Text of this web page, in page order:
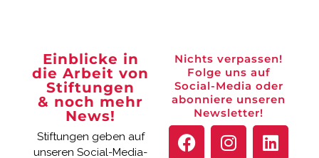
Einblicke in
die Arbeit von
Stiftungen
& noch mehr
News!
Stiftungen geben auf
unseren Social-Media-
Nichts verpassen!
Folge uns auf
Social-Media oder
abonniere unseren
Newsletter!